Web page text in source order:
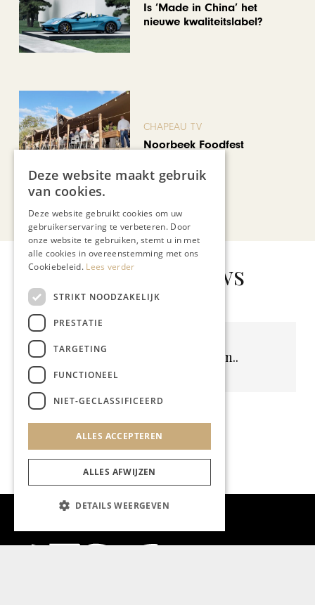
Is ‘Made in China’ het
nieuwe kwaliteitslabel?
CHAPEAU TV
Noorbeek Foodfest
Bekijk alle artikelen
Gerelateerd nieuws
Geen resultaten gevonden..
Deze website maakt gebruik
van cookies.
Deze website gebruikt cookies om uw
gebruikerservaring te verbeteren. Door
onze website te gebruiken, stemt u in met
alle cookies in overeenstemming met ons
Cookiebeleid. Lees verder
STRIKT NOODZAKELIJK
PRESTATIE
TARGETING
FUNCTIONEEL
NIET-GECLASSIFICEERD
ALLES ACCEPTEREN
ALLES AFWIJZEN
DETAILS WEERGEVEN